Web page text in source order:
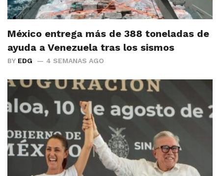
México entrega más de 388 toneladas de
ayuda a Venezuela tras los sismos
BY EDG 4 SEMANAS AGO